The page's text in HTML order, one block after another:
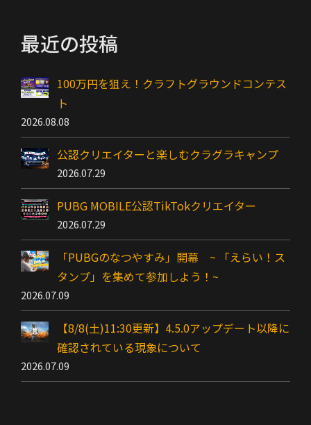
最近の投稿
100万円を狙え！クラフトグラウンドコンテス
ト
2026.08.08
公認クリエイターと楽しむクラグラキャンプ
2026.07.29
PUBG MOBILE公認TikTokクリエイター
2026.07.29
「PUBGのなつやすみ」開幕 ~ 「えらい！ス
タンプ」を集めて参加しよう！~
2026.07.09
【8/8(土)11:30更新】4.5.0アップデート以降に
確認されている現象について
2026.07.09